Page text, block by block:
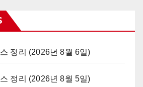
정리 (2026년 8월 6일)
정리 (2026년 8월 5일)